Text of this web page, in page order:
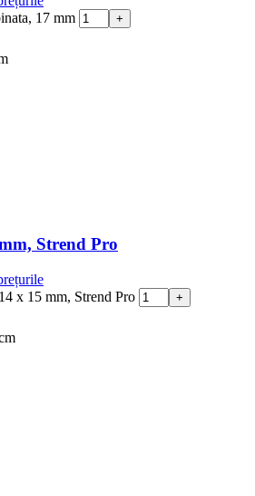
17 mm
Strend Pro
x 15 mm, Strend Pro